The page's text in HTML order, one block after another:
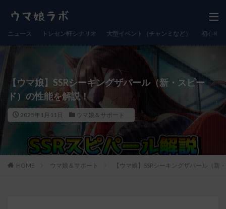
ニュース トレセン軒シナリオ 大型イベント（チャンミなど） 初心者
【ウマ娘】SSRシーキングザパール（新・スピー
ド）の性能を解説！
2025年1月11日 ウマ娘＆サポート
HOME ウマ娘＆サポート 【ウマ娘】SSRシーキングザパール（新